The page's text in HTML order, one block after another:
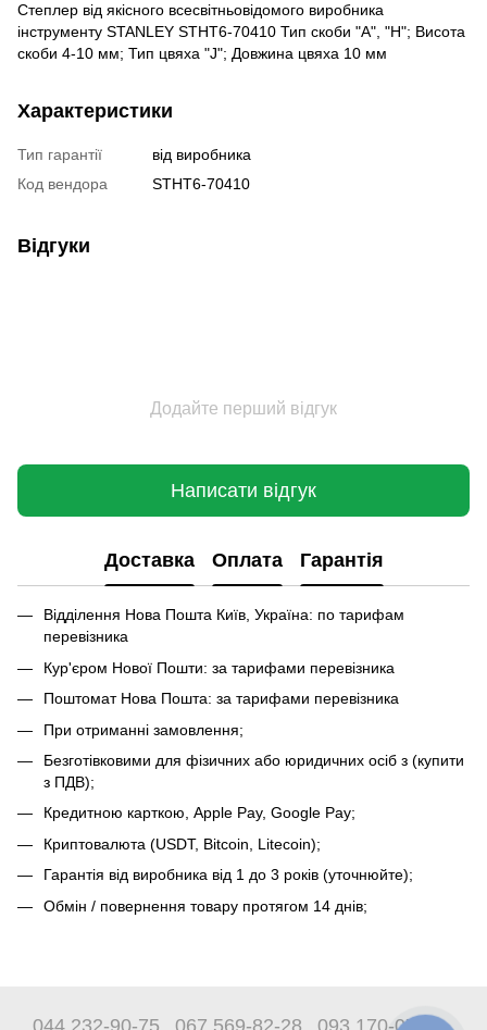
Степлер від якісного всесвітньовідомого виробника
інструменту STANLEY STHT6-70410 Тип скоби "А", "Н"; Висота
скоби 4-10 мм; Тип цвяха "J"; Довжина цвяха 10 мм
Характеристики
Тип гарантії
від виробника
Код вендора
STHT6-70410
Відгуки
Додайте перший відгук
Написати відгук
Доставка Оплата Гарантія
Відділення Нова Пошта Київ, Україна: по тарифам
перевізника
Кур'єром Нової Пошти: за тарифами перевізника
Поштомат Нова Пошта: за тарифами перевізника
При отриманні замовлення;
Безготівковими для фізичних або юридичних осіб з (купити
з ПДВ);
Кредитною карткою, Apple Pay, Google Pay;
Криптовалюта (USDT, Bitcoin, Litecoin);
Гарантія від виробника від 1 до 3 років (уточнюйте);
Обмін / повернення товару протягом 14 днів;
044 232-90-75 067 569-82-28 093 170-07-89